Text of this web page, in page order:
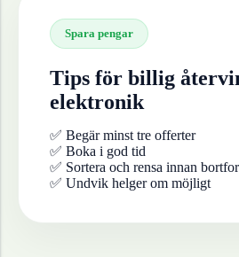
Spara pengar
Tips för billig
elektronik
✅ Begär minst tre offerter
✅ Boka i god tid
✅ Sortera och rensa innan
✅ Undvik helger om möjligt